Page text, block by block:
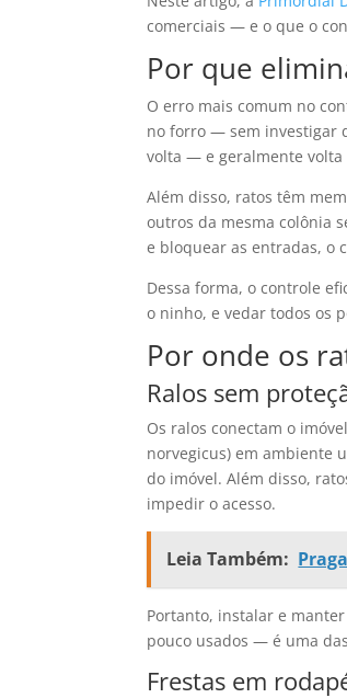
comerciais — e o que o
Por que
O erro mais comum no
no forro — sem investigar
volta — e geralmente volta
Além disso, ratos têm
outros da mesma colônia
e bloquear as entradas, o
Dessa forma, o controle
o ninho, e vedar todos os
Por onde os
Ralos sem
Os ralos conectam o
norvegicus) em ambiente
do imóvel. Além disso,
impedir o acesso.
Leia Também:
Portanto, instalar e
pouco usados — é uma
Frestas em